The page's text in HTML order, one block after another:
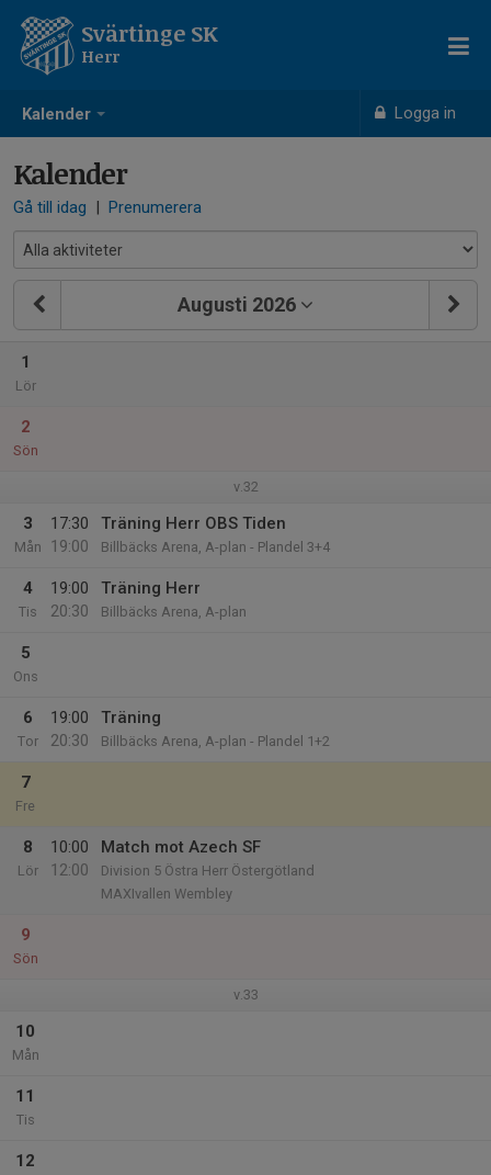
Kalender Logga in
Svärtinge SK
Herr
Kalender
Gå till idag | Prenumerera
Augusti 2026
1
Lör
2
Sön
v.32
3
Mån
17:30
19:00
Träning Herr OBS Tiden
Billbäcks Arena, A-plan - Plandel 3+4
4
Tis
19:00
20:30
Träning Herr
Billbäcks Arena, A-plan
5
Ons
6
Tor
19:00
20:30
Träning
Billbäcks Arena, A-plan - Plandel 1+2
7
Fre
8
Lör
10:00
12:00
Match mot Azech SF
Division 5 Östra Herr Östergötland
MAXIvallen Wembley
9
Sön
v.33
10
Mån
11
Tis
12